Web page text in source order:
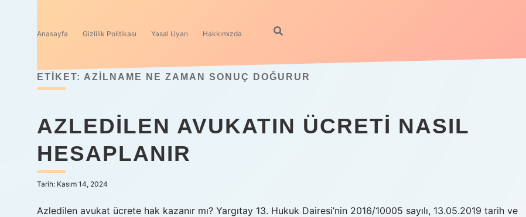
Anasayfa Gizlilik Politikası Yasal Uyarı Hakkımızda
ETIKET: AZILNAME NE ZAMAN SONUÇ DOĞURUR
AZLEDILEN AVUKATIN ÜCRETI NASIL
HESAPLANIR
Tarih: Kasım 14, 2024
Azledilen avukat ücrete hak kazanır mı? Yargıtay 13. Hukuk Dairesi’nin 2016/10005 sayılı, 13.05.2019 tarih ve